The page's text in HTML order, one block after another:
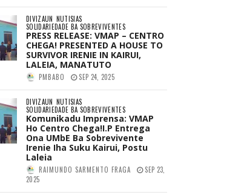
DIVIZAUN NUTISIAS
SOLIDARIEDADE BA SOBREVIVENTES
PRESS RELEASE: VMAP – CENTRO
CHEGA! PRESENTED A HOUSE TO
SURVIVOR IRENIE IN KAIRUI,
LALEIA, MANATUTO
PMBABO SEP 24, 2025
DIVIZAUN NUTISIAS
SOLIDARIEDADE BA SOBREVIVENTES
Komunikadu Imprensa: VMAP
Ho Centro Chega!I.P Entrega
Ona UMbE Ba Sobrevivente
Irenie Iha Suku Kairui, Postu
Laleia
RAIMUNDO SARMENTO FRAGA
SEP 23,
2025